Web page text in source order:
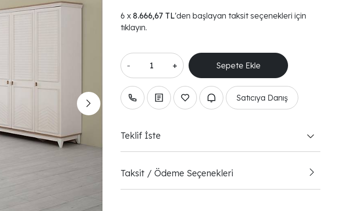
8.666,67 TL'den başlayan taksit seçenekleri için
tıklayın.
- +
Satıcıya Danış
Teklif İste
Taksit / Ödeme Seçenekleri